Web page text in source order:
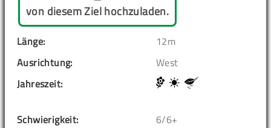
von diesem Ziel hochzuladen.
Länge:
12m
Ausrichtung:
West
Jahreszeit:
Schwierigkeit: 6/6+